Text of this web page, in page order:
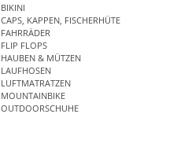
BIKINI
CAPS, KAPPEN, FISCHERHÜTE
FAHRRÄDER
FLIP FLOPS
HAUBEN & MÜTZEN
LAUFHOSEN
LUFTMATRATZEN
MOUNTAINBIKE
OUTDOORSCHUHE